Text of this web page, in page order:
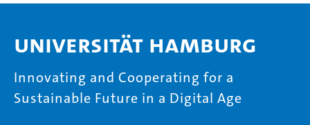
Universität Hamburg
Innovating and Cooperating for a
Sustainable Future in a Digital Age